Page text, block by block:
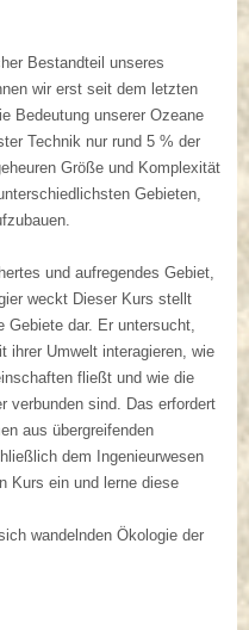
Bestandteil unseres
wir erst seit dem letzten
Bedeutung unserer Ozeane
Technik nur rund 5 % der
Größe und Komplexität
Gebieten,
und aufregendes Gebiet,
weckt Dieser Kurs stellt
Gebiete dar. Er untersucht,
ihrer Umwelt interagieren, wie
fließt und wie die
verbunden sind. Das erfordert
aus übergreifenden
dem Ingenieurwesen
Kurs ein und lerne diese
wandelnden Ökologie der